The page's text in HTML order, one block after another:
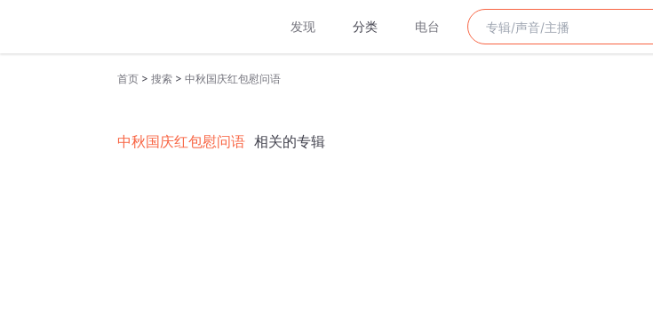
发现 分类 电台
首页 > 搜索 > 中秋国庆红包慰问语
中秋国庆红包慰问语 相关的专辑